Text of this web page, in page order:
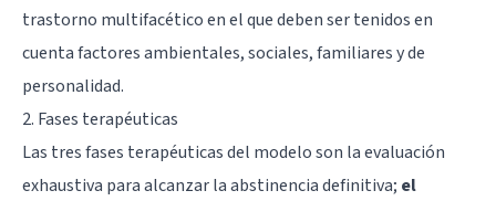
trastorno multifacético en el que deben ser tenidos en
cuenta factores ambientales, sociales, familiares y de
personalidad.
2. Fases terapéuticas
Las tres fases terapéuticas del modelo son la evaluación
exhaustiva para alcanzar la abstinencia definitiva; el